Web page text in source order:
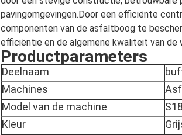
pavingomgevingen.Door een efficiënte
componenten van de asfaltboog te
efficiëntie en de algemene kwaliteit van de
Productparameters
Deelnaam
Machines
Model van de machine
Kleur